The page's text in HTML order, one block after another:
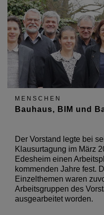
MENSCHEN
Bauhaus, BIM und
Der Vorstand legte bei
Klausurtagung im März
Edesheim einen
kommenden Jahre fest.
Einzelthemen waren
Arbeitsgruppen des
ausgearbeitet worden.